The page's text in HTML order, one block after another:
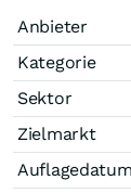
Anbieter
Kategorie
Sektor
Zielmarkt
Auflagedatum